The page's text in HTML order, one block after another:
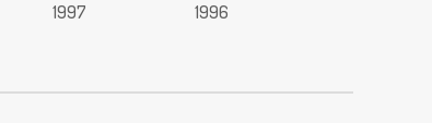
1997 1996